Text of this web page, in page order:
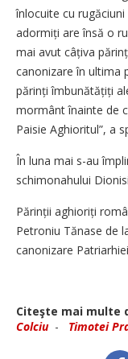
înlocuite cu
adormiți are însă o
mai avut câțiva
canonizare în ultima
părinți îmbunătățiți
mormânt înainte de
Paisie Aghioritul”, a
În luna mai s-au
schimonahului
Părinții aghioriți
Petroniu Tănase de
canonizare
Citeşte mai multe
Colciu- Timotei